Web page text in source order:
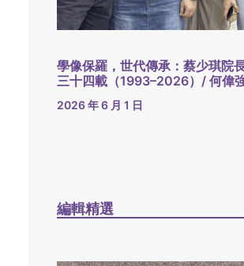
學像保羅，世代傳承：蔡少琪院
三十四載（1993–2026）/ 何偉
2026 年 6 月 1 日
編輯精選